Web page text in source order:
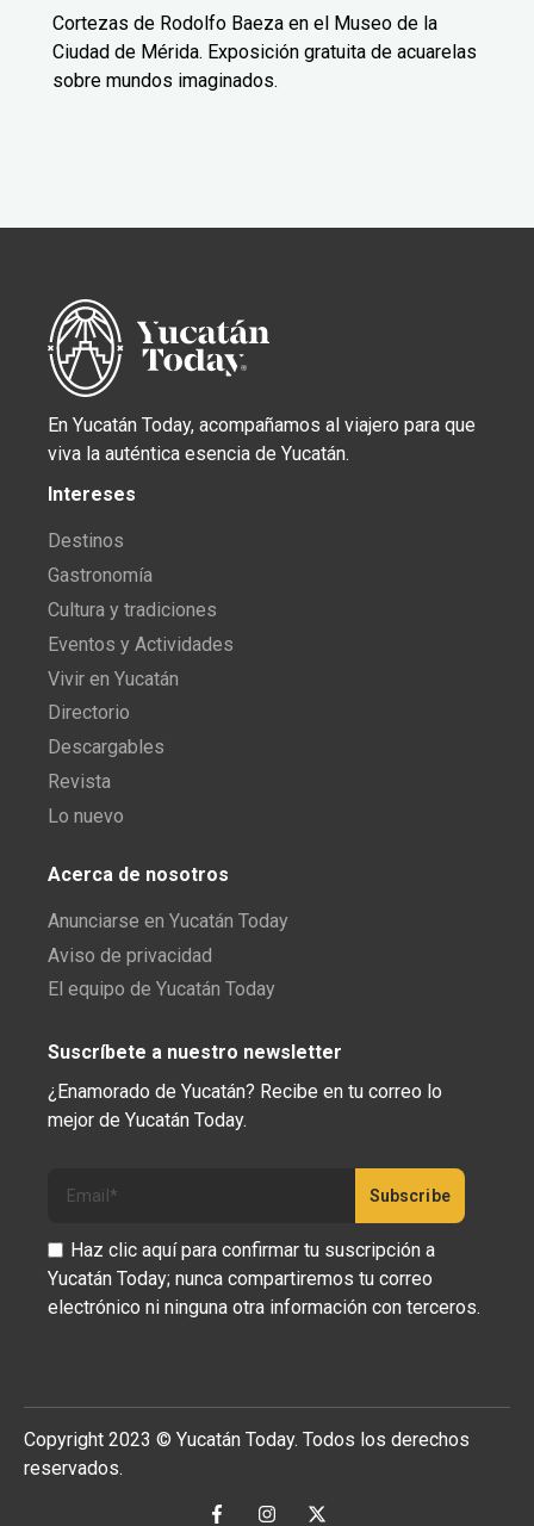
Cortezas de Rodolfo Baeza en el Museo de la
Ciudad de Mérida. Exposición gratuita de acuarelas
sobre mundos imaginados.
En Yucatán Today, acompañamos al viajero para que
viva la auténtica esencia de Yucatán.
Intereses
Destinos
Gastronomía
Cultura y tradiciones
Eventos y Actividades
Vivir en Yucatán
Directorio
Descargables
Revista
Lo nuevo
Acerca de nosotros
Anunciarse en Yucatán Today
Aviso de privacidad
El equipo de Yucatán Today
Suscríbete a nuestro newsletter
¿Enamorado de Yucatán? Recibe en tu correo lo
mejor de Yucatán Today.
Haz clic aquí para confirmar tu suscripción a
Yucatán Today; nunca compartiremos tu correo
electrónico ni ninguna otra información con terceros.
Copyright 2023 © Yucatán Today. Todos los derechos
reservados.